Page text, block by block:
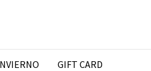
GIFT CARD